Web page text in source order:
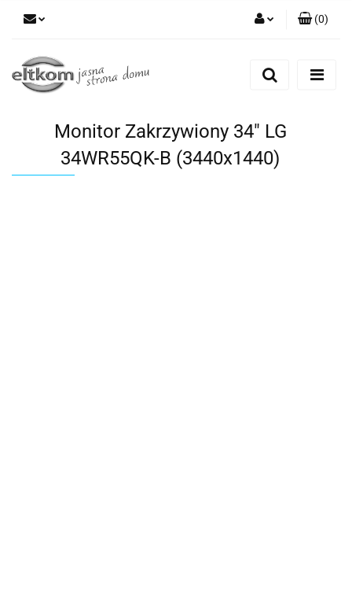
Zarejestruj się
(0)
Monitor Zakrzywiony 34" LG
34WR55QK-B (3440x1440)